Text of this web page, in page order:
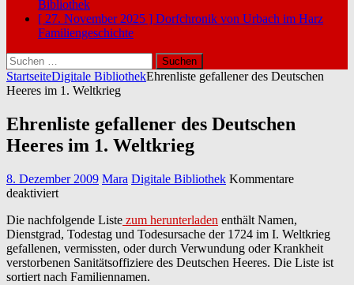
Bibliothek
[ 27. November 2025 ] Dorfchronik von Urbach im Harz
Familiengeschichte
Suchen
nach:
StartseiteDigitale BibliothekEhrenliste gefallener des Deutschen
Heeres im 1. Weltkrieg
Ehrenliste gefallener des Deutschen
Heeres im 1. Weltkrieg
8. Dezember 2009 Mara Digitale Bibliothek Kommentare
deaktiviertfür
gefallener
des
Deutschen
Heeres
im
Die nachfolgende Liste zum herunterladen enthält Namen,
Dienstgrad, Todestag und Todesursache der 1724 im I. Weltkrieg
gefallenen, vermissten, oder durch Verwundung oder Krankheit
verstorbenen Sanitätsoffiziere des Deutschen Heeres. Die Liste ist
sortiert nach Familiennamen.